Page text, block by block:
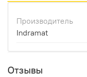
Производитель
Indramat
Отзывы